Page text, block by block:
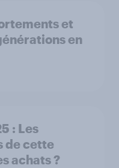
et
en
: Les
de cette
achats ?